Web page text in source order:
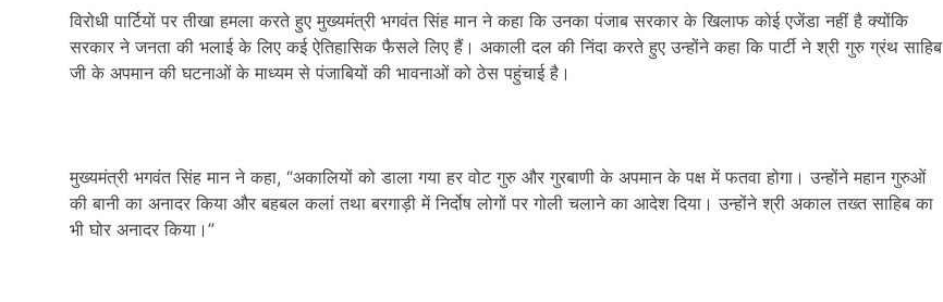
विरोधी पार्टियों पर तीखा हमला करते हुए मुख्यमंत्री भगवंत सिंह मान ने कहा कि उनका पंजाब सरकार के खिलाफ कोई एजेंडा नहीं है क्योंकि
सरकार ने जनता की भलाई के लिए कई ऐतिहासिक फैसले लिए हैं। अकाली दल की निंदा करते हुए उन्होंने कहा कि पार्टी ने श्री गुरु ग्रंथ साहिब
जी के अपमान की घटनाओं के माध्यम से पंजाबियों की भावनाओं को ठेस पहुंचाई है।
मुख्यमंत्री भगवंत सिंह मान ने कहा, “अकालियों को डाला गया हर वोट गुरु और गुरबाणी के अपमान के पक्ष में फतवा होगा। उन्होंने महान गुरुओं
की बानी का अनादर किया और बहबल कलां तथा बरगाड़ी में निर्दोष लोगों पर गोली चलाने का आदेश दिया। उन्होंने श्री अकाल तख्त साहिब का
भी घोर अनादर किया।”